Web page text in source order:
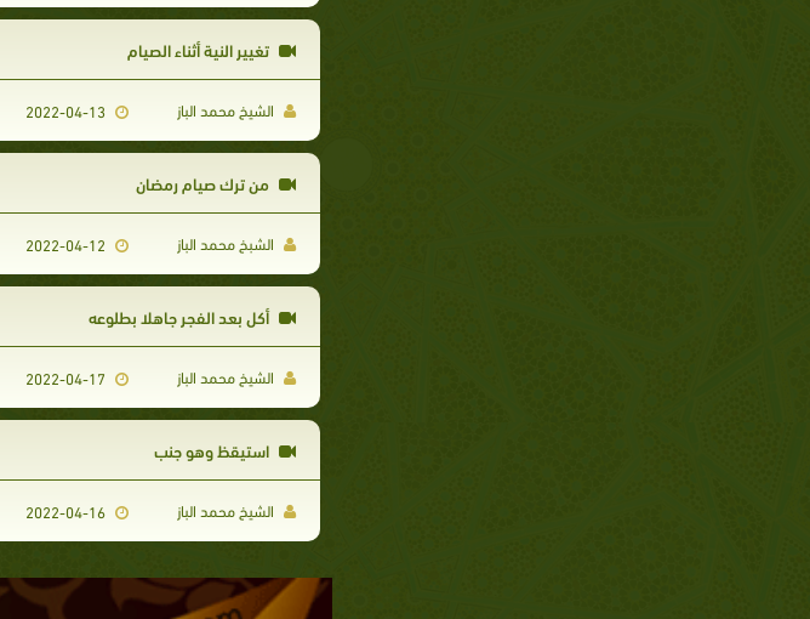
تغيير النية أثناء الصيام
الشيخ محمد الباز
من ترك صيام رمضان
الشبخ محمد الباز
أكل بعد الفجر جاهلا بطلوعه
الشيخ محمد الباز
استيقظ وهو جنب
الشيخ محمد الباز